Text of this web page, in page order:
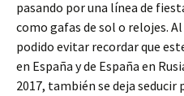
pasando por una línea de
como gafas de sol o relojes.
podido evitar recordar que
en España y de España en
2017, también se deja